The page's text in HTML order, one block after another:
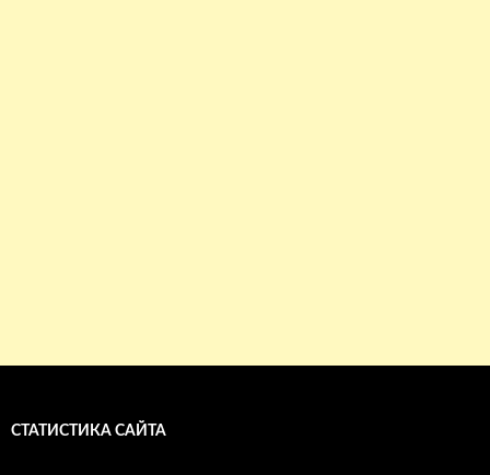
СТАТИСТИКА САЙТА